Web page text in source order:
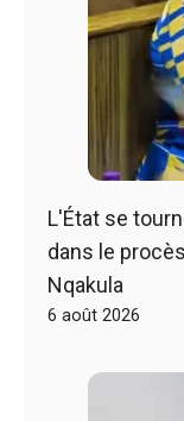
L'État se
dans le
Nqakula
6 août 2026